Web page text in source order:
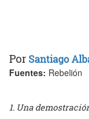
Por Santiago
Fuentes: Rebelión
1. Una